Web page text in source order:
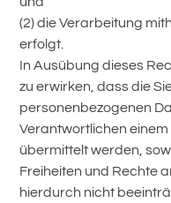
(2) die Verarbeitung
erfolgt.
In Ausübung dieses
zu erwirken, dass die
personenbezogenen
Verantwortlichen
übermittelt werden,
Freiheiten und Rechte
hierdurch nicht